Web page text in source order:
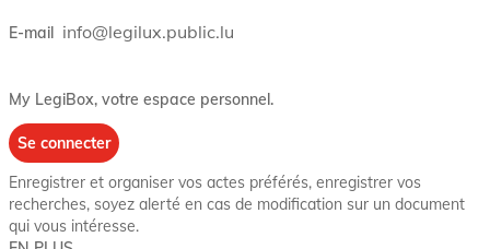
E-mail info@legilux.public.lu
My LegiBox, votre espace personnel.
Se connecter
Enregistrer et organiser vos actes préférés, enregistrer vos
recherches, soyez alerté en cas de modification sur un document
qui vous intéresse.